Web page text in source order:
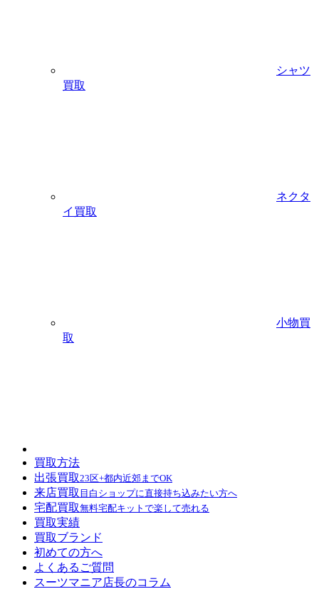
シャツ
買取
ネクタ
イ買取
小物買
取
買取方法
出張買取23区+都内近郊までOK
来店買取 目白ショップに直接持ち込みたい方へ
宅配買取無料宅配キットで楽して売れる
買取実績
買取ブランド
初めての方へ
よくあるご質問
スーツマニア店長のコラム